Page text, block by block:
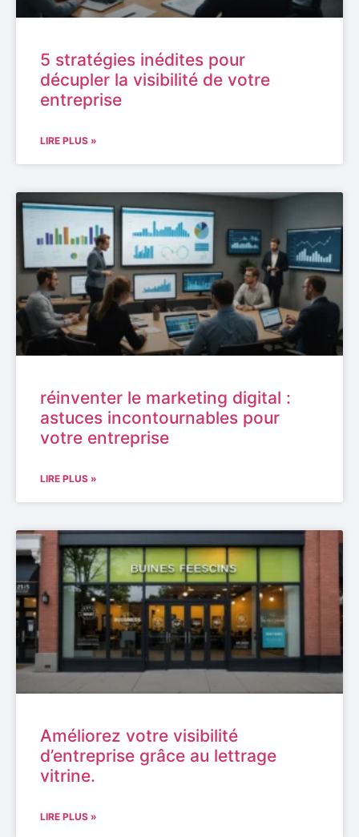
5 stratégies inédites pour
décupler la visibilité de votre
entreprise
LIRE PLUS »
réinventer le marketing digital :
astuces incontournables pour
votre entreprise
LIRE PLUS »
Améliorez votre visibilité
d’entreprise grâce au lettrage
vitrine.
LIRE PLUS »